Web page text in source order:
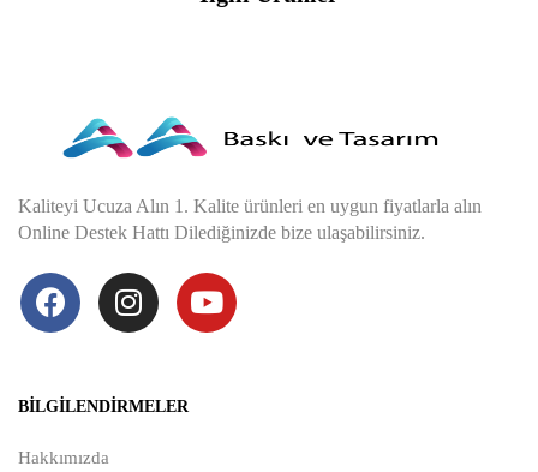
Kaliteyi Ucuza Alın 1. Kalite ürünleri en uygun fiyatlarla alın
Online Destek Hattı Dilediğinizde bize ulaşabilirsiniz.
BILGILENDIRMELER
Hakkımızda